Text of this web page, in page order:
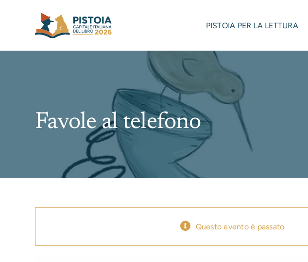
PISTOIA PER LA LETTURA
Favole al telefono
Questo evento è passato.